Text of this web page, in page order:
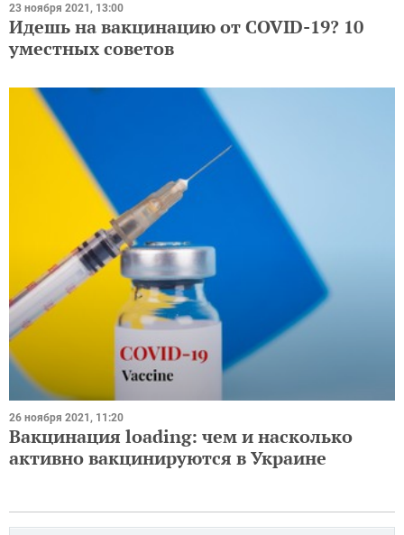
23 ноября 2021, 13:00
Идешь на вакцинацию от COVID-19? 10
уместных советов
26 ноября 2021, 11:20
Вакцинация loading: чем и насколько
активно вакцинируются в Украине